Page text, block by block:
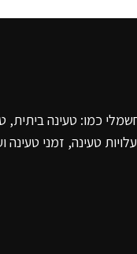
כמו: טעינה ביתית,
טעינה, זמני טעינה